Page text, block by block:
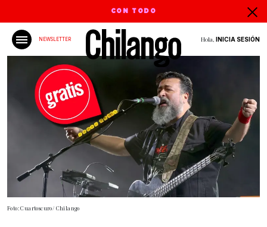
CON TODO
NEWSLETTER Hola, INICIA SESIÓN
Foto: Cuartoscuro/ Chilango